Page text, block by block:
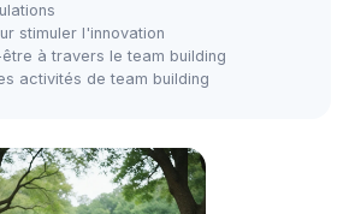
stimuler l'innovation
à travers le team building
activités de team building